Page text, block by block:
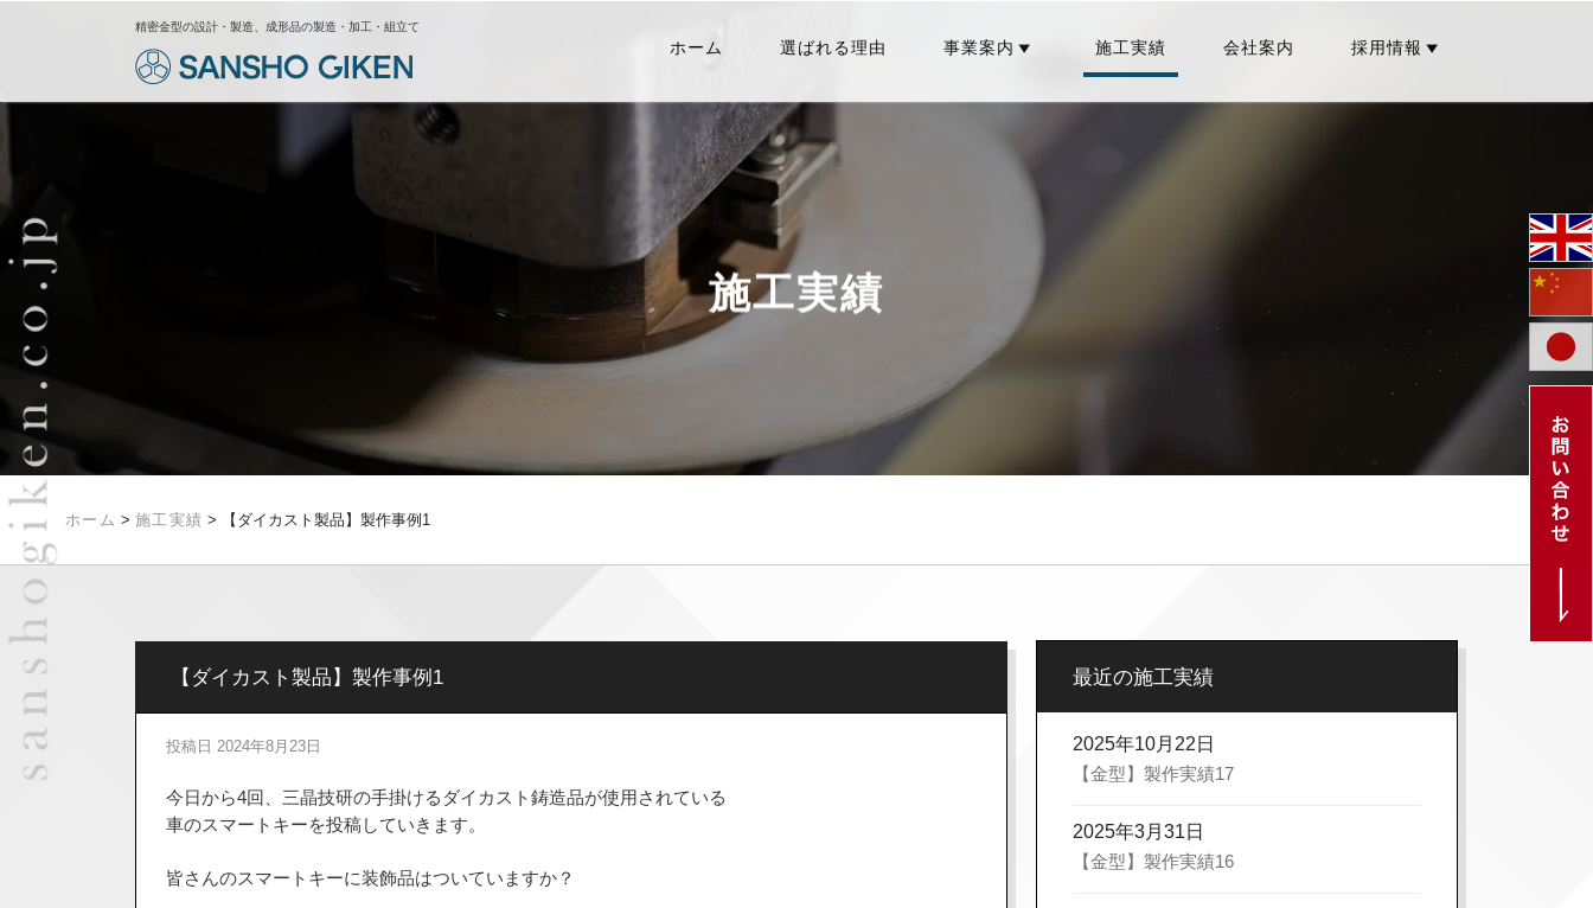
精密金型の設計・製造、成形品の製造・加工・組立て
ホーム 選ばれる理由 事業案内 施工実績 会社案内 採用情報
施工実績
ホーム > 施工実績 > 【ダイカスト製品】製作事例1
【ダイカスト製品】製作事例1
投稿日 2024年8月23日
今日から4回、三晶技研の手掛けるダイカスト鋳造品が使用されている
車のスマートキーを投稿していきます。
皆さんのスマートキーに装飾品はついていますか？
最近の施工実績
2025年10月22日
【金型】製作実績17
2025年3月31日
【金型】製作実績16